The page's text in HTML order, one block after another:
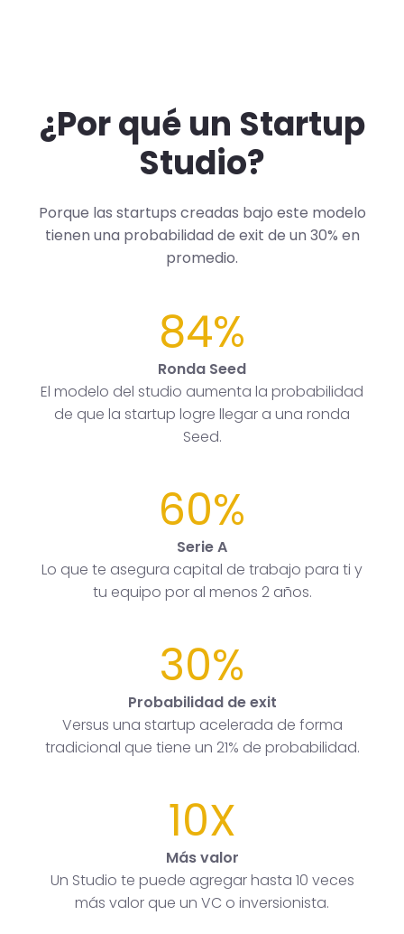
¿Por qué un Startup
Studio?
Porque las startups creadas bajo este modelo
tienen una probabilidad de exit de un 30% en
promedio.
84%
Ronda Seed
El modelo del studio aumenta la probabilidad
de que la startup logre llegar a una ronda
Seed.
60%
Serie A
Lo que te asegura capital de trabajo para ti y
tu equipo por al menos 2 años.
30%
Probabilidad de exit
Versus una startup acelerada de forma
tradicional que tiene un 21% de probabilidad.
10X
Más valor
Un Studio te puede agregar hasta 10 veces
más valor que un VC o inversionista.